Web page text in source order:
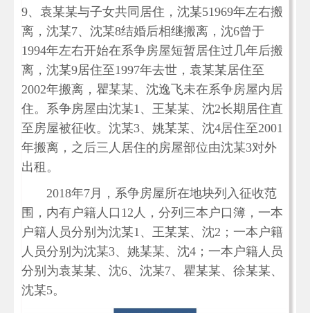
9、袁某某与子女共同居住，沈某51969年左右搬
离，沈某7、沈某8结婚后相继搬离，沈6曾于
1994年左右开始在系争房屋短暂居住过几年后搬
离，沈某9居住至1997年去世，袁某某居住至
2002年搬离，瞿某某、沈逸飞未在系争房屋内居
住。系争房屋由沈某1、王某某、沈2长期居住直
至房屋被征收。沈某3、姚某某、沈4居住至2001
年搬离，之后三人居住的房屋部位由沈某3对外
出租。
2018年7月，系争房屋所在地块列入征收范
围，内有户籍人口12人，分列三本户口簿，一本
户籍人员分别为沈某1、王某某、沈2；一本户籍
人员分别为沈某3、姚某某、沈4；一本户籍人员
分别为袁某某、沈6、沈某7、瞿某某、徐某某、
沈某5。